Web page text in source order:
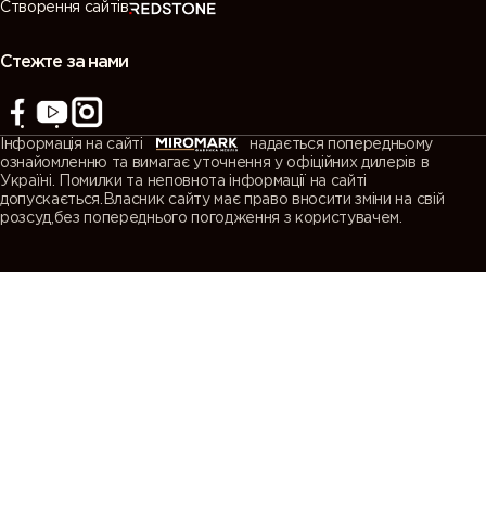
Створення сайтів
Стежте за нами
Інформація на сайті
надається попередньому
ознайомленню та вимагає уточнення у офіційних дилерів в
Україні. Помилки та неповнота інформації на сайті
допускається.Власник сайту має право вносити зміни на свій
розсуд,без попереднього погодження з користувачем.